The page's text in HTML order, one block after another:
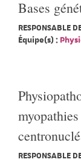
Bases
RESPONSABLE
Équipe(s) :
RESPONSABLE